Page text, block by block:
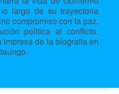
largo de su trayectoria
compromiso con la paz,
política al conflicto.
de la biografía en